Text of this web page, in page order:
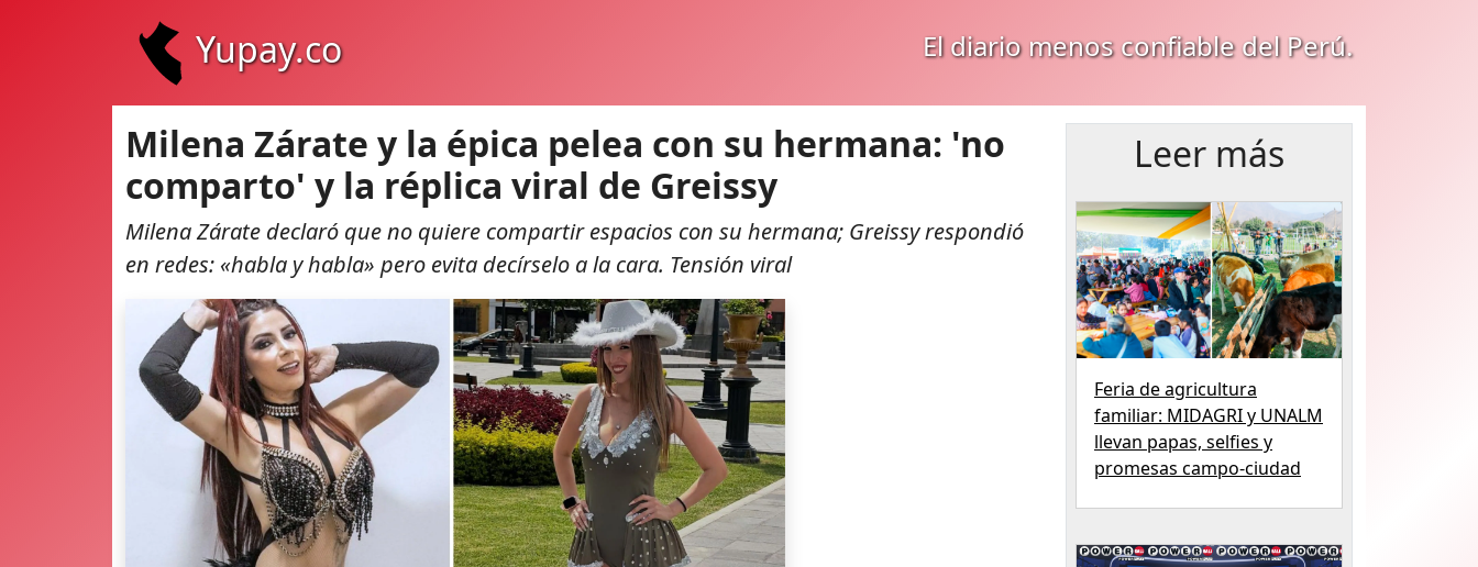
Yupay.co El diario menos confiable del Perú.
Milena Zárate y la épica pelea con su hermana: 'no
comparto' y la réplica viral de Greissy
Milena Zárate declaró que no quiere compartir espacios con su hermana; Greissy respondió
en redes: «habla y habla» pero evita decírselo a la cara. Tensión viral
Leer más
Feria de agricultura
familiar: MIDAGRI y UNALM
llevan papas, selfies y
promesas campo-ciudad